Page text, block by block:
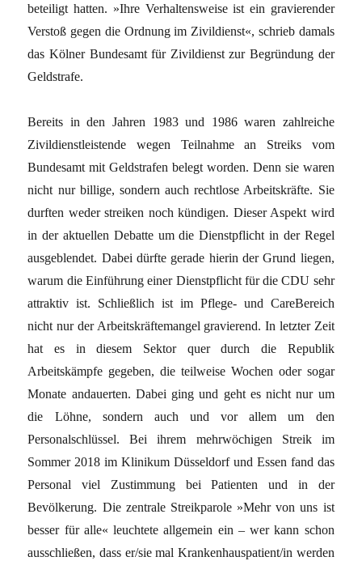
beteiligt hatten. »Ihre Verhaltensweise ist ein gravierender
Verstoß gegen die Ordnung im Zivildienst«, schrieb damals
das Kölner Bundesamt für Zivildienst zur Begründung der
Geldstrafe.
Bereits in den Jahren 1983 und 1986 waren zahlreiche
Zivildienstleistende wegen Teilnahme an Streiks vom
Bundesamt mit Geldstrafen belegt worden. Denn sie waren
nicht nur billige, sondern auch rechtlose Arbeitskräfte. Sie
durften weder streiken noch kündigen. Dieser Aspekt wird
in der aktuellen Debatte um die Dienstpflicht in der Regel
ausgeblendet. Dabei dürfte gerade hierin der Grund liegen,
warum die Einführung einer Dienstpflicht für die CDU sehr
attraktiv ist. Schließlich ist im Pflege- und CareBereich
nicht nur der Arbeitskräftemangel gravierend. In letzter Zeit
hat es in diesem Sektor quer durch die Republik
Arbeitskämpfe gegeben, die teilweise Wochen oder sogar
Monate andauerten. Dabei ging und geht es nicht nur um
die Löhne, sondern auch und vor allem um den
Personalschlüssel. Bei ihrem mehrwöchigen Streik im
Sommer 2018 im Klinikum Düsseldorf und Essen fand das
Personal viel Zustimmung bei Patienten und in der
Bevölkerung. Die zentrale Streikparole »Mehr von uns ist
besser für alle« leuchtete allgemein ein – wer kann schon
ausschließen, dass er/sie mal Krankenhauspatient/in werden